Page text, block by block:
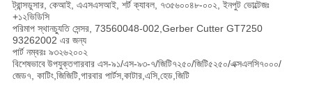
ট্রান্সডুসার, কেআই, এএসএসআই, শর্ট ক্যাবল, ৭৩৫৬০০৪৮-০০২, ইনপুট ভোল্টেজঃ
+১২ভিডিসি
পরিমাপ স্থানচ্যুতি সেন্সর, 73560048-002,Gerber Cutter GT7250
93262002 এর জন্য
পার্ট নম্বরঃ ৯৩২৬২০০২
বিশেষভাবে উপযুক্তগারবার এস-৯১/এস-৯৩-৭/জিটি৭২৫০/জিটি৫২৫০/এক্সএলসি৭০০০/
জেড৭, কাটিং,জিজিটি,গারবার পার্টস,কাটার,এসি,হেড,জিটি